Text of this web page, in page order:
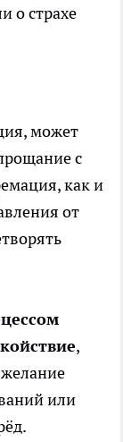
о страхе
может
с
как и
от
,
или